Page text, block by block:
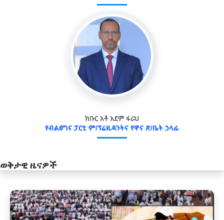
ክቡር አቶ አደም ፋራህ
የብልፅግና ፓርቲ ም/ፕሬዚዳንትና የዋና ጽ/ቤት ኃላፊ
ወቅታዊ ዜናዎች
አዲስ